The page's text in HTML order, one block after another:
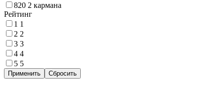
820 2 кармана
Рейтинг
1 1
2 2
3 3
4 4
5 5